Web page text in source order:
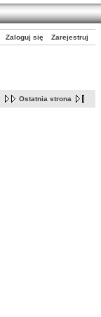
Zaloguj się Zarejestruj
Ostatnia strona